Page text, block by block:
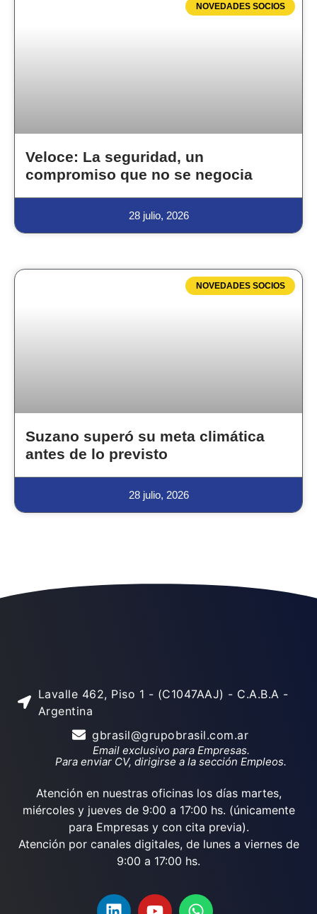
NOVEDADES SOCIOS
Veloce: La seguridad, un
compromiso que no se negocia
28 julio, 2026
NOVEDADES SOCIOS
Suzano superó su meta climática
antes de lo previsto
28 julio, 2026
Lavalle 462, Piso 1 - (C1047AAJ) - C.A.B.A -
Argentina
gbrasil@grupobrasil.com.ar
Email exclusivo para Empresas.
Para enviar CV, dirigirse a la sección Empleos.
Atención en nuestras oficinas los días martes,
miércoles y jueves de 9:00 a 17:00 hs. (únicamente
para Empresas y con cita previa).
Atención por canales digitales, de lunes a viernes de
9:00 a 17:00 hs.